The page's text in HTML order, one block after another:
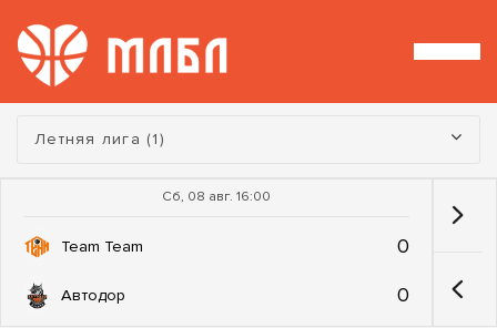
Турнир:
Летняя лига (1)
Сб, 08 авг. 16:00
Team Team 0
Автодор 0